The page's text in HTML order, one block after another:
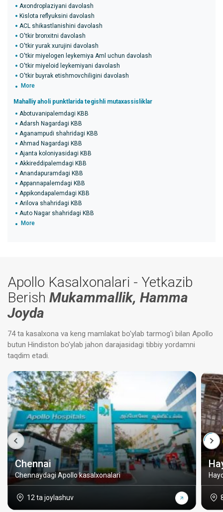
Axondroplaziyani davolash
Kislota reflyuksini davolash
ACL shikastlanishini davolash
O'tkir bronxitni davolash
O'tkir yurak xurujini davolash
O'tkir miyelogen leykemiya Aml uchun davolash
O'tkir miyeloid leykemiyani davolash
O'tkir buyrak etishmovchiligini davolash
More
Mahalliy aholi punktlarida tegishli mutaxassisliklar
Abotuvanipalemdagi KBB
Adarsh ​​Nagardagi KBB
Aganampudi shahridagi KBB
Ahmad Nagardagi KBB
Ajanta koloniyasidagi KBB
Akkireddipalemdagi KBB
Anandapuramdagi KBB
Appannapalemdagi KBB
Appikondapalemdagi KBB
Arilova shahridagi KBB
Auto Nagar shahridagi KBB
More
Apollo Kasalxonalari - Yetkazib
Berish Mukammallik, Hamma
Joyda
74 ta kasalxona va keng mamlakat bo'ylab tarmog'i bilan Apollo
butun Hindiston bo'ylab jahon darajasidagi tibbiy yordamni
taqdim etadi.
Chennai
Chennaydagi Apollo kasalxonalari
12 ta joylashuv